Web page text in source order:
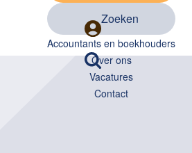
Accountants en boekhouders
Over ons
Vacatures
Contact
Zoeken